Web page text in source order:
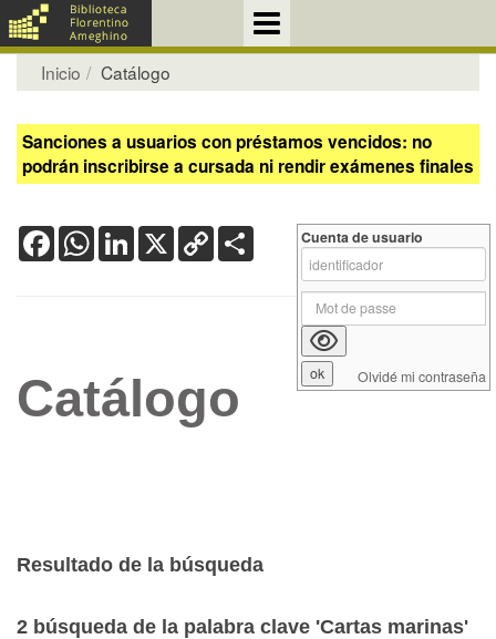
Inicio Catálogo
Sanciones a usuarios con préstamos vencidos: no
podrán inscribirse a cursada ni rendir exámenes finales
FacebookWhatsApp
LinkedIn
X Copy
Link
Catálogo
Resultado de la búsqueda
2 búsqueda de la palabra clave 'Cartas marinas'
Cuenta de usuario
Olvidé mi contraseña